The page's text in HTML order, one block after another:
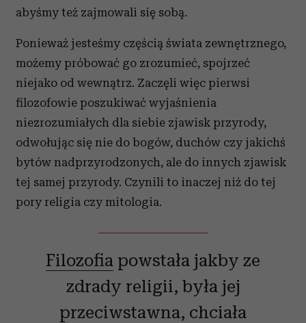
abyśmy też zajmowali się sobą.
Ponieważ jesteśmy częścią świata zewnętrznego,
możemy próbować go zrozumieć, spojrzeć
niejako od wewnątrz. Zaczęli więc pierwsi
filozofowie poszukiwać wyjaśnienia
niezrozumiałych dla siebie zjawisk przyrody,
odwołując się nie do bogów, duchów czy jakichś
bytów nadprzyrodzonych, ale do innych zjawisk
tej samej przyrody. Czynili to inaczej niż do tej
pory religia czy mitologia.
Filozofia powstała jakby ze
zdrady religii, była jej
przeciwstawna, chciała